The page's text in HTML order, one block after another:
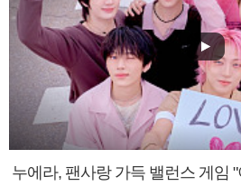
누에라, 팬사랑 가득 밸런스 게임